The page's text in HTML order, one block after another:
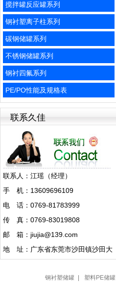
搅拌罐反应罐系列
钢衬塑离子柱系列
碳钢储罐系列
不锈钢储罐系列
钢衬四氟系列
PE/PO性能及规格表
联系久佳
联系人：江瑶（经理）
手 机：13609696109
电 话：0769-81783999
传 真：0769-83019808
邮 箱：jiujia@139.com
地 址：广东省东莞市沙田镇沙田大
钢衬塑储罐 塑料PE储罐